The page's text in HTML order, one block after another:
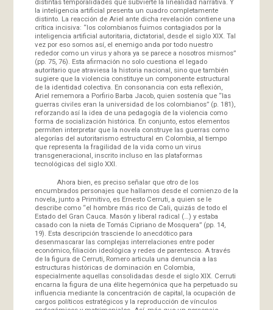
la inteligencia artificial presenta un cuadro completamente
distinto. La reacción de Ariel ante dicha revelación contiene una
crítica incisiva: “los colombianos fuimos contagiados por la
inteligencia artificial autoritaria, dictatorial, desde el siglo XIX. Tal
vez por eso somos así, el enemigo anda por todo nuestro
rededor como un virus y ahora ya se parece a nosotros mismos”
(pp. 75, 76). Esta afirmación no solo cuestiona el legado
autoritario que atraviesa la historia nacional, sino que también
sugiere que la violencia constituye un componente estructural
de la identidad colectiva. En consonancia con esta reflexión,
Ariel rememora a Porfirio Barba Jacob, quien sostenía que “las
guerras civiles eran la universidad de los colombianos” (p. 181),
reforzando así la idea de una pedagogía de la violencia como
forma de socialización histórica. En conjunto, estos elementos
permiten interpretar que la novela construye las guerras como
alegorías del autoritarismo estructural en Colombia, al tiempo
que representa la fragilidad de la vida como un virus
transgeneracional, inscrito incluso en las plataformas
tecnológicas del siglo XXI.
Ahora bien, es preciso señalar que otro de los
encumbrados personajes que hallamos desde el comienzo de la
novela, junto a Primitivo, es Ernesto Cerruti, a quien se le
describe como “el hombre más rico de Cali, quizás de todo el
Estado del Gran Cauca. Masón y liberal radical (…) y estaba
casado con la nieta de Tomás Cipriano de Mosquera” (pp. 14,
19). Esta descripción trasciende lo anecdótico para
desenmascarar las complejas interrelaciones entre poder
económico, filiación ideológica y redes de parentesco. A través
de la figura de Cerruti, Romero articula una denuncia a las
estructuras históricas de dominación en Colombia,
especialmente aquellas consolidadas desde el siglo XIX. Cerruti
encarna la figura de una élite hegemónica que ha perpetuado su
influencia mediante la concentración de capital, la ocupación de
cargos políticos estratégicos y la reproducción de vínculos